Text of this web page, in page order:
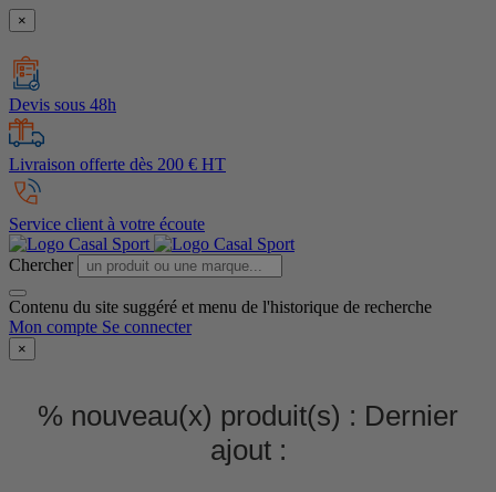
×
Devis sous 48h
Livraison offerte dès 200 € HT
Service client à votre écoute
Chercher
Contenu du site suggéré et menu de l'historique de recherche
Mon compte Se connecter
×
% nouveau(x) produit(s) : Dernier
ajout :